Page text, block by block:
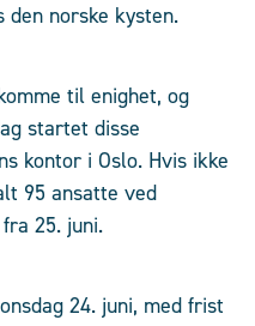
den norske kysten.
til enighet, og
startet disse
kontor i Oslo. Hvis ikke
95 ansatte ved
25. juni.
24. juni, med frist